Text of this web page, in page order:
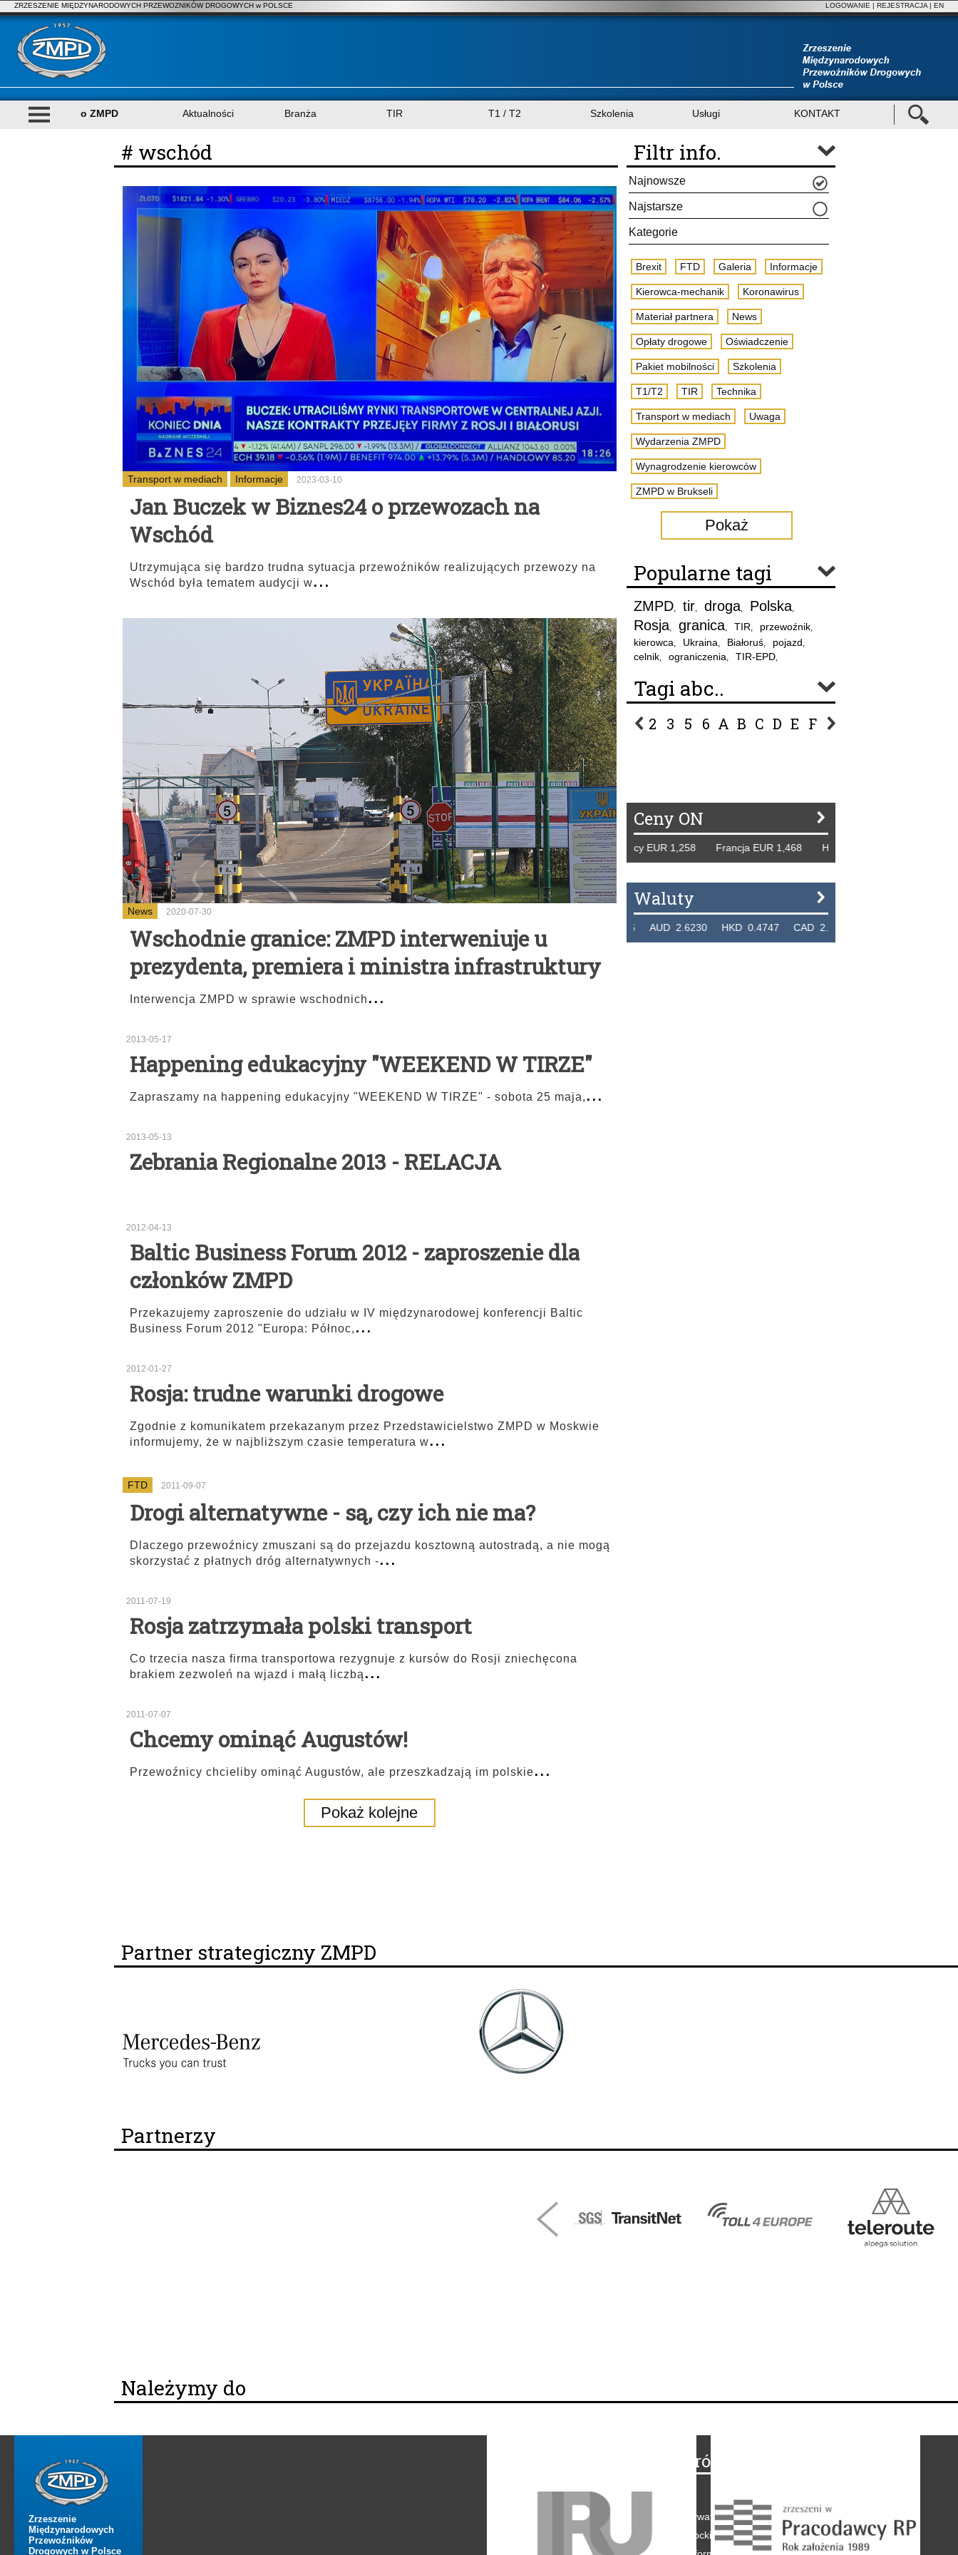
ZRZESZENIE MIĘDZYNARODOWYCH PRZEWOZNIKÓW DROGOWYCH w POLSCE LOGOWANIE | REJESTRACJA | EN
o ZMPD Aktualności Branża TIR T1 / T2 Szkolenia Usługi KONTAKT
# wschód
Transport w mediach Informacje 2023-03-10
Jan Buczek w Biznes24 o przewozach na
Wschód
Utrzymująca się bardzo trudna sytuacja przewoźników realizujących przewozy na
Wschód była tematem audycji w...
News 2020-07-30
Wschodnie granice: ZMPD interweniuje u
prezydenta, premiera i ministra infrastruktury
Interwencja ZMPD w sprawie wschodnich ...
2013-05-17
Happening edukacyjny "WEEKEND W TIRZE"
Zapraszamy na happening edukacyjny "WEEKEND W TIRZE" - sobota 25 maja, ...
2013-05-13
Zebrania Regionalne 2013 - RELACJA
2012-04-13
Baltic Business Forum 2012 - zaproszenie dla
członków ZMPD
Przekazujemy zaproszenie do udziału w IV międzynarodowej konferencji Baltic
Business Forum 2012 "Europa: Północ,...
2012-01-27
Rosja: trudne warunki drogowe
Zgodnie z komunikatem przekazanym przez Przedstawicielstwo ZMPD w Moskwie
informujemy, że w najbliższym czasie temperatura w...
FTD 2011-09-07
Drogi alternatywne - są, czy ich nie ma?
Dlaczego przewoźnicy zmuszani są do przejazdu kosztowną autostradą, a nie mogą
skorzystać z płatnych dróg alternatywnych -...
2011-07-19
Rosja zatrzymała polski transport
Co trzecia nasza firma transportowa rezygnuje z kursów do Rosji zniechęcona
brakiem zezwoleń na wjazd i małą liczbą...
2011-07-07
Chcemy ominąć Augustów!
Przewoźnicy chcieliby ominąć Augustów, ale przeszkadzają im polskie...
Pokaż kolejne
Filtr info.
Najnowsze
Najstarsze
Kategorie
Brexit FTD Galeria Informacje
Kierowca-mechanik Koronawirus
Materiał partnera News
Opłaty drogowe Oświadczenie
Pakiet mobilności Szkolenia
T1/T2 TIR Technika
Transport w mediach Uwaga
Wydarzenia ZMPD
Wynagrodzenie kierowców
ZMPD w Brukseli
Pokaż
Popularne tagi
ZMPD, tir, droga, Polska,
Rosja, granica, TIR, przewoźnik,
kierowca, Ukraina, Białoruś, pojazd,
celnik, ograniczenia, TIR-EPD,
Tagi abc..
2 3 5 6 A B C D E F G
Ceny ON
Tydzień 42/2019 r. Niemcy EUR 1,258 Francja EUR 1,468 Hiszpania EUR 1,229 WB GBP
Waluty
THB 0.1126 USD 3.7236 AUD 2.6230 HKD 0.4747 CAD 2.6581 NZD 2.1889 SGD
Partner strategiczny ZMPD
Partnerzy
Należymy do
Zrzeszenie
Międzynarodowych
Przewoźników
Drogowych w Polsce
Na skróty
Polityka prywatności
Polityka coockies